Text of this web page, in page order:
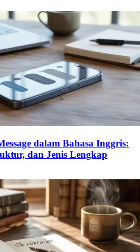
dalam Bahasa Inggris:
dan Jenis Lengkap